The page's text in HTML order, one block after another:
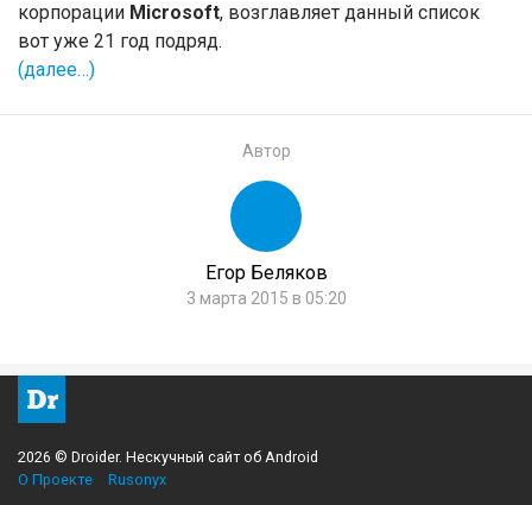
корпорации Microsoft, возглавляет данный список
вот уже 21 год подряд.
(далее…)
Автор
Егор Беляков
3 марта 2015 в 05:20
2026 © Droider. Нескучный сайт об Android
О Проекте
Rusonyx